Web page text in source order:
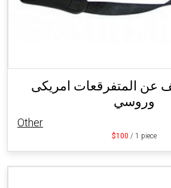
عن المتفرقعات امريكى
وروسي
Other
$100 / 1 piece